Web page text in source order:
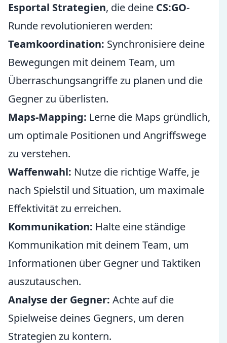
Esportal Strategien, die deine CS:GO-
Runde revolutionieren werden:
Teamkoordination: Synchronisiere deine
Bewegungen mit deinem Team, um
Überraschungsangriffe zu planen und die
Gegner zu überlisten.
Maps-Mapping: Lerne die Maps gründlich,
um optimale Positionen und Angriffswege
zu verstehen.
Waffenwahl: Nutze die richtige Waffe, je
nach Spielstil und Situation, um maximale
Effektivität zu erreichen.
Kommunikation: Halte eine ständige
Kommunikation mit deinem Team, um
Informationen über Gegner und Taktiken
auszutauschen.
Analyse der Gegner: Achte auf die
Spielweise deines Gegners, um deren
Strategien zu kontern.